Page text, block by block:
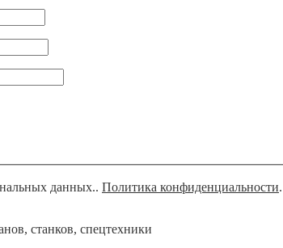
данных.. Политика конфиденциальности.
станков, спецтехники